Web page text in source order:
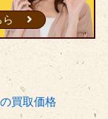
買取価格